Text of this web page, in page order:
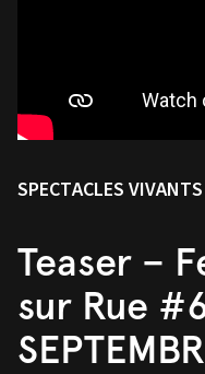
SPECTACLES VIVANTS
Teaser –
sur Rue